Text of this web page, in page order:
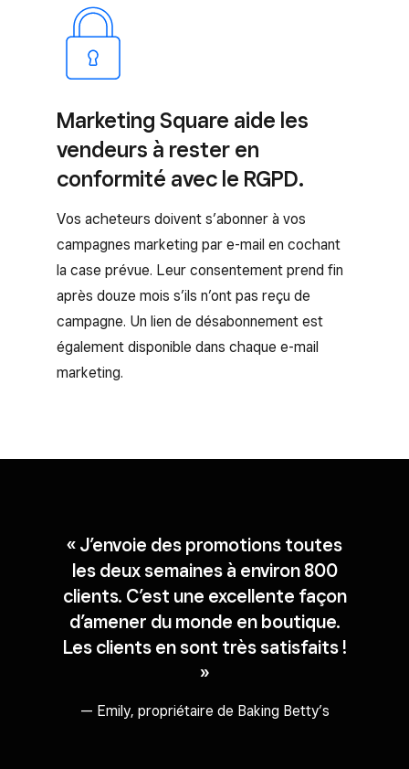
Marketing Square aide les
vendeurs à rester en
conformité avec le RGPD.
Vos acheteurs doivent s’abonner à vos
campagnes marketing par e-mail en cochant
la case prévue. Leur consentement prend fin
après douze mois s’ils n’ont pas reçu de
campagne. Un lien de désabonnement est
également disponible dans chaque e-mail
marketing.
« J’envoie des promotions toutes
les deux semaines à environ 800
clients. C’est une excellente façon
d’amener du monde en boutique.
Les clients en sont très satisfaits !
»
— Emily, propriétaire de Baking Betty’s